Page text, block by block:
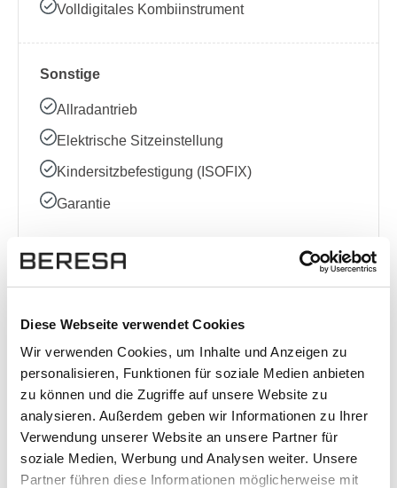
Diese Webseite verwendet Cookies
Wir verwenden Cookies, um Inhalte und Anzeigen zu
personalisieren, Funktionen für soziale Medien anbieten
zu können und die Zugriffe auf unsere Website zu
analysieren. Außerdem geben wir Informationen zu Ihrer
Verwendung unserer Website an unsere Partner für
soziale Medien, Werbung und Analysen weiter. Unsere
Partner führen diese Informationen möglicherweise mit
Volldigitales Kombiinstrument
Sonstige
Allradantrieb
Elektrische Sitzeinstellung
Kindersitzbefestigung (ISOFIX)
Garantie
Komplette Ausstattungsliste
Standort
BERESA Airport Center
Otto-Lilienthal-Straße 32
48268 Greven
Anfahrt (Google Maps)